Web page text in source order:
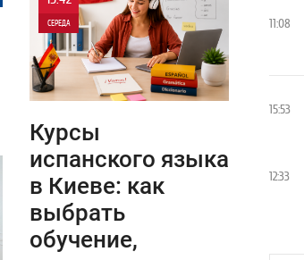
СЕРЕДА
0
0
Курсы
испанского языка
в Киеве: как
выбрать
обучение,
11:08
15:53
12:33